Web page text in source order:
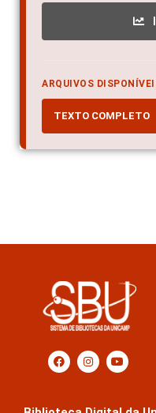
ARQUIVOS
TEXTO COMPLETO